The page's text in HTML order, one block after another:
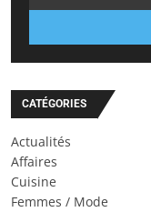
CATÉGORIES
Actualités
Affaires
Cuisine
Femmes / Mode